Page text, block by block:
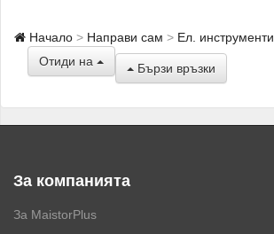
Начало Направи сам
Ел. инструменти
Отиди на
Бързи връзки
За компанията
За MaistorPlus